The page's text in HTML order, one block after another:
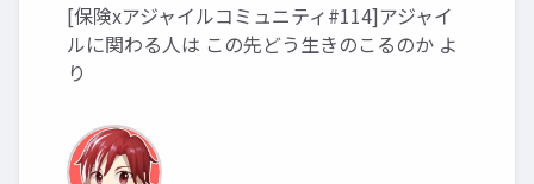
[保険xアジャイルコミュニティ#114]アジャイ
ルに関わる人は この先どう生きのこるのか よ
り